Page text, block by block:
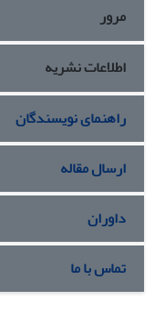
تأکید داشته‌اند. این
بهره‌گیری از چارچوب‌های
تحول بازنمایی شکاف‌های
مرور
اطلاعات نشریه
راهنمای نویسندگان
ارسال مقاله
داوران
تماس با ما